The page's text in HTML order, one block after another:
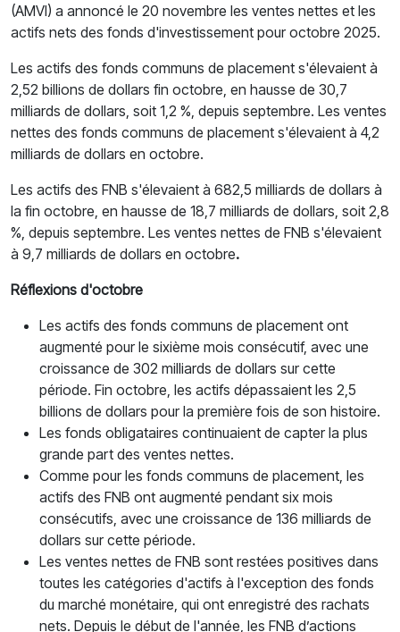
(AMVI) a annoncé le 20 novembre les ventes nettes et les
actifs nets des fonds d'investissement pour octobre 2025.
Les actifs des fonds communs de placement s'élevaient à
2,52 billions de dollars fin octobre, en hausse de 30,7
milliards de dollars, soit 1,2 %, depuis septembre. Les ventes
nettes des fonds communs de placement s'élevaient à 4,2
milliards de dollars en octobre.
Les actifs des FNB s'élevaient à 682,5 milliards de dollars à
la fin octobre, en hausse de 18,7 milliards de dollars, soit 2,8
%, depuis septembre. Les ventes nettes de FNB s'élevaient
à 9,7 milliards de dollars en octobre.
Réflexions d'octobre
Les actifs des fonds communs de placement ont
augmenté pour le sixième mois consécutif, avec une
croissance de 302 milliards de dollars sur cette
période. Fin octobre, les actifs dépassaient les 2,5
billions de dollars pour la première fois de son histoire.
Les fonds obligataires continuaient de capter la plus
grande part des ventes nettes.
Comme pour les fonds communs de placement, les
actifs des FNB ont augmenté pendant six mois
consécutifs, avec une croissance de 136 milliards de
dollars sur cette période.
Les ventes nettes de FNB sont restées positives dans
toutes les catégories d'actifs à l'exception des fonds
du marché monétaire, qui ont enregistré des rachats
nets. Depuis le début de l'année, les FNB d’actions